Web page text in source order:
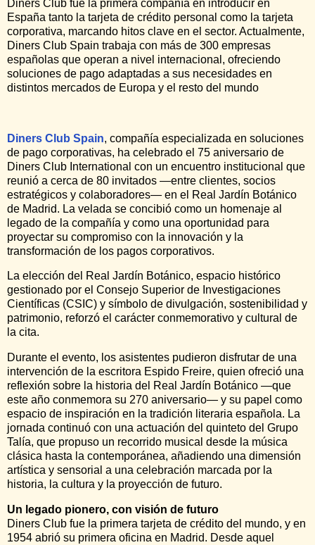
Diners Club fue la primera compañía en introducir en
España tanto la tarjeta de crédito personal como la tarjeta
corporativa, marcando hitos clave en el sector. Actualmente,
Diners Club Spain trabaja con más de 300 empresas
españolas que operan a nivel internacional, ofreciendo
soluciones de pago adaptadas a sus necesidades en
distintos mercados de Europa y el resto del mundo
Diners Club Spain, compañía especializada en soluciones
de pago corporativas, ha celebrado el 75 aniversario de
Diners Club International con un encuentro institucional que
reunió a cerca de 80 invitados —entre clientes, socios
estratégicos y colaboradores— en el Real Jardín Botánico
de Madrid. La velada se concibió como un homenaje al
legado de la compañía y como una oportunidad para
proyectar su compromiso con la innovación y la
transformación de los pagos corporativos.
La elección del Real Jardín Botánico, espacio histórico
gestionado por el Consejo Superior de Investigaciones
Científicas (CSIC) y símbolo de divulgación, sostenibilidad y
patrimonio, reforzó el carácter conmemorativo y cultural de
la cita.
Durante el evento, los asistentes pudieron disfrutar de una
intervención de la escritora Espido Freire, quien ofreció una
reflexión sobre la historia del Real Jardín Botánico —que
este año conmemora su 270 aniversario— y su papel como
espacio de inspiración en la tradición literaria española. La
jornada continuó con una actuación del quinteto del Grupo
Talía, que propuso un recorrido musical desde la música
clásica hasta la contemporánea, añadiendo una dimensión
artística y sensorial a una celebración marcada por la
historia, la cultura y la proyección de futuro.
Un legado pionero, con visión de futuro
Diners Club fue la primera tarjeta de crédito del mundo, y en
1954 abrió su primera oficina en Madrid. Desde aquel